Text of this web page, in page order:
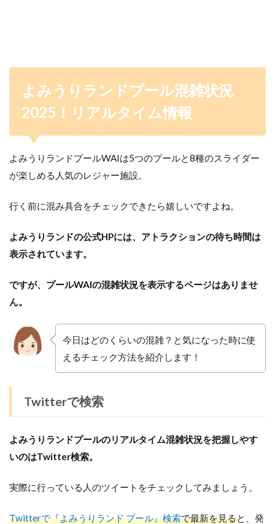
よみうりランドプール混雑状況
2025！リアルタイム情報
よみうりランドプールWAIは5つのプールと8種のスライダー
が楽しめる人気のレジャー施設。
行く前に混み具合をチェックできたら嬉しいですよね。
よみうりランドの公式HPには、アトラクションの待ち時間は
表示されています。
ですが、プールWAIの混雑状況を表示するページはありませ
ん。
今日はどのくらいの混雑？と気になった時に使
えるチェック方法を紹介します！
Twitterで検索
よみうりランドプールのリアルタイム混雑状況を把握しやす
いのはTwitter検索。
実際に行っている人のツイートをチェックしてみましょう。
Twitterで『よみうりランド プール』検索で最新を見ると、発